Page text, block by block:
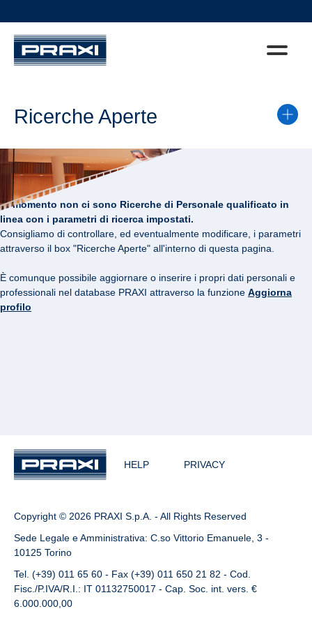
Ricerche Aperte
Al momento non ci sono Ricerche di Personale qualificato in
linea con i parametri di ricerca impostati.
Consigliamo di controllare, ed eventualmente modificare, i parametri
attraverso il box "Ricerche Aperte" all'interno di questa pagina.
È comunque possibile aggiornare o inserire i propri dati personali e
professionali nel database PRAXI attraverso la funzione Aggiorna
profilo
HELP PRIVACY
Copyright © 2026 PRAXI S.p.A. - All Rights Reserved
Sede Legale e Amministrativa: C.so Vittorio Emanuele, 3 -
10125 Torino
Tel. (+39) 011 65 60 - Fax (+39) 011 650 21 82 - Cod.
Fisc./P.IVA/R.I.: IT 01132750017 - Cap. Soc. int. vers. €
6.000.000,00